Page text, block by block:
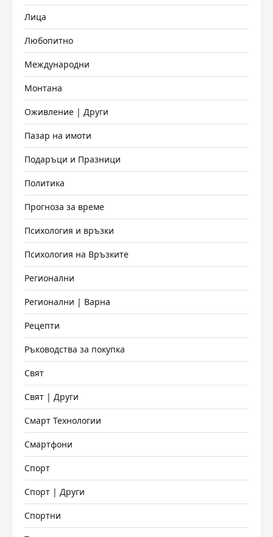
Лица
Любопитно
Международни
Монтана
Оживление | Други
Пазар на имоти
Подаръци и Празници
Политика
Прогноза за време
Психология и връзки
Психология на Връзките
Регионални
Регионални | Варна
Рецепти
Ръководства за покупка
Свят
Свят | Други
Смарт Технологии
Смартфони
Спорт
Спорт | Други
Спортни